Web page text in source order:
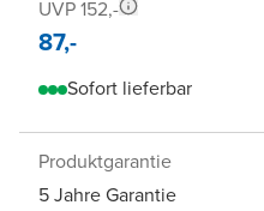
UVP 152,-
87,-
Sofort lieferbar
Produktgarantie
5 Jahre Garantie